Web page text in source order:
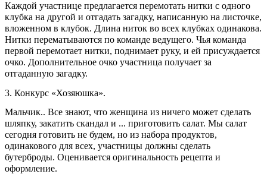
Каждой участнице предлагается перемотать нитки с одного
клубка на другой и отгадать загадку, написанную на листочке,
вложенном в клубок. Длина ниток во всех клубках одинакова.
Нитки перематываются по команде ведущего. Чья команда
первой перемотает нитки, поднимает руку, и ей присуждается
очко. Дополнительное очко участница получает за
отгаданную загадку.
3. Конкурс «Хозяюшка».
Мальчик.. Все знают, что женщина из ничего может сделать
шляпку, закатить скандал и ... приготовить салат. Мы салат
сегодня готовить не будем, но из набора продуктов,
одинакового для всех, участницы должны сделать
бутерброды. Оценивается оригинальность рецепта и
оформление.